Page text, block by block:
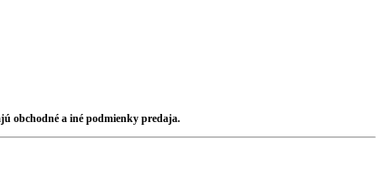
obchodné a iné podmienky predaja.